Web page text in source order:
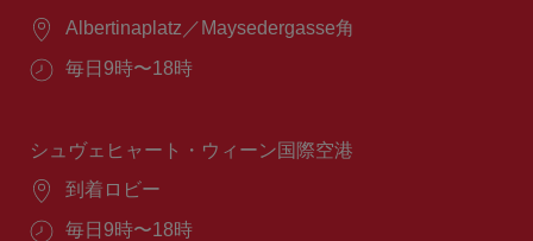
場
Albertinaplatz／Maysedergasse角
営
間：
毎日9時〜18時
シュヴェヒャート・ウィーン国際空港
場
到着ロビー
営
毎日9時〜18時